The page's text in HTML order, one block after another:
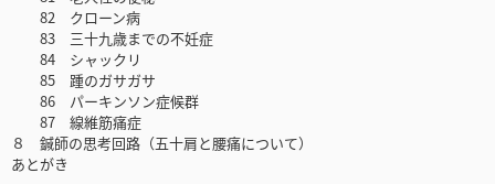
82 クローン病
83 三十九歳までの不妊症
84 シャックリ
85 踵のガサガサ
86 パーキンソン症候群
87 線維筋痛症
８ 鍼師の思考回路（五十肩と腰痛について）
あとがき